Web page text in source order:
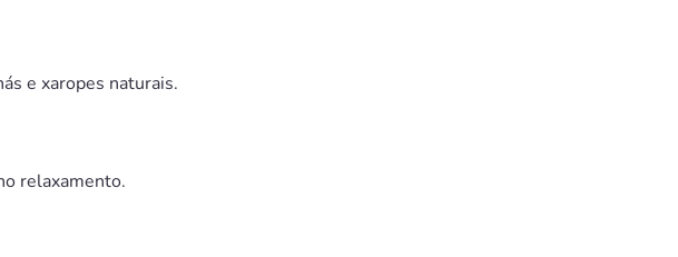
e xaropes naturais.
relaxamento.